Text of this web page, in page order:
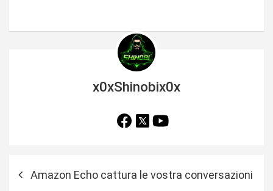
x0xShinobix0x
Amazon Echo cattura le vostra conversazioni